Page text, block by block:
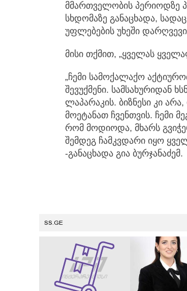
მმართველობის პერიოდზე
სხდომაზე განაცხადა,
უფლებების უხეში
მისი თქმით, „ყველას
„ჩემი სამოქალაქო
შევუქმენი. სამსახურიდან
ლაპარაკის. ბიზნესი კი
მოეტანათ ჩვენთვის. ჩემი
რომ მოდიოდა, მხარს
შემდეგ ჩამკვდარი იყო
-განაცხადა გია ბურჯანაძემ.
SS.GE